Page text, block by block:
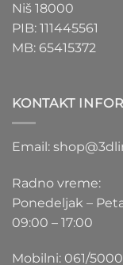
Niš 18000
PIB: 111445561
MB: 65415372
KONTAKT
Email:
Radno vreme:
Ponedeljak –
09:00 – 17:00
Mobilni: 061/